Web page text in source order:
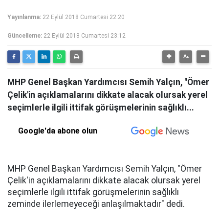
Yayınlanma: 22 Eylül 2018 Cumartesi 22:20
Güncelleme: 22 Eylül 2018 Cumartesi 23:12
MHP Genel Başkan Yardımcısı Semih Yalçın, "Ömer
Çelik'in açıklamalarını dikkate alacak olursak yerel
seçimlerle ilgili ittifak görüşmelerinin sağlıklı...
Google'da abone olun
MHP Genel Başkan Yardımcısı Semih Yalçın, "Ömer
Çelik'in açıklamalarını dikkate alacak olursak yerel
seçimlerle ilgili ittifak görüşmelerinin sağlıklı
zeminde ilerlemeyeceği anlaşılmaktadır" dedi.